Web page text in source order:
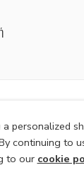
personalized
continuing to
to our cookie